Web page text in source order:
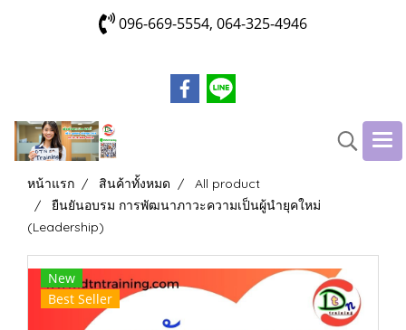
096-669-5554, 064-325-4946
หน้าแรก สินค้าทั้งหมด
All product
ยืนยันอบรม การพัฒนาภาวะความเป็นผู้นำยุคใหม่
(Leadership)
New
Best Seller